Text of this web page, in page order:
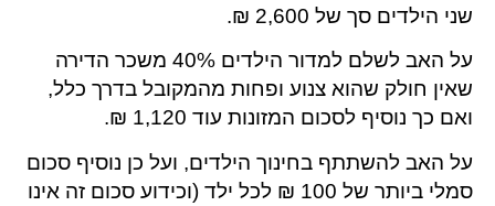
שני הילדים סך של 2,600 ₪.
על האב לשלם למדור הילדים 40% משכר הדירה
שאין חולק שהוא צנוע ופחות מהמקובל בדרך כלל,
ואם כך נוסיף לסכום המזונות עוד 1,120 ₪.
על האב להשתתף בחינוך הילדים, ועל כן נוסיף סכום
סמלי ביותר של 100 ₪ לכל ילד (וכידוע סכום זה אינו